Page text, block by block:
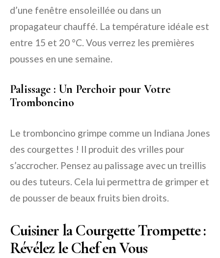
d’une fenêtre ensoleillée ou dans un
propagateur chauffé. La température idéale est
entre 15 et 20 °C. Vous verrez les premières
pousses en une semaine.
Palissage : Un Perchoir pour Votre
Tromboncino
Le tromboncino grimpe comme un Indiana Jones
des courgettes ! Il produit des vrilles pour
s’accrocher. Pensez au palissage avec un treillis
ou des tuteurs. Cela lui permettra de grimper et
de pousser de beaux fruits bien droits.
Cuisiner la Courgette Trompette :
Révélez le Chef en Vous